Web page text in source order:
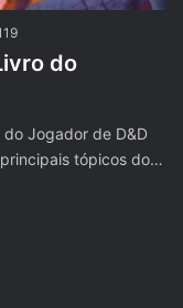
do
Jogador de D&D
tópicos do…